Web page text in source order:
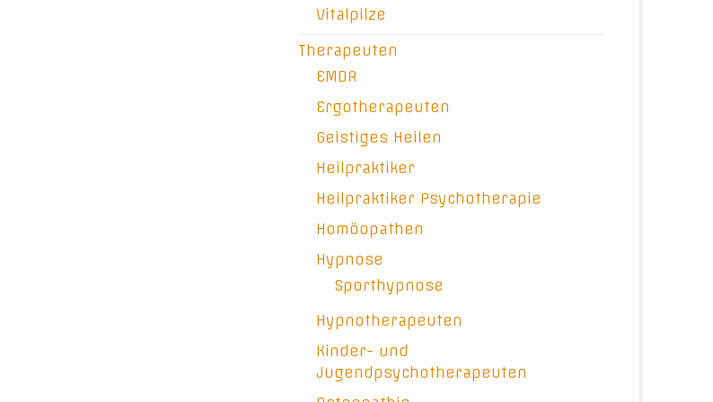
Vitalpilze
Therapeuten
EMDR
Ergotherapeuten
Geistiges Heilen
Heilpraktiker
Heilpraktiker Psychotherapie
Homöopathen
Hypnose
Sporthypnose
Hypnotherapeuten
Kinder- und
Jugendpsychotherapeuten